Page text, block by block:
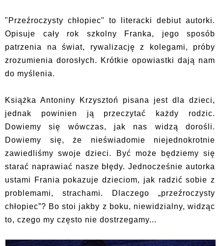
"Przeźroczysty chłopiec" to literacki debiut autorki.
Opisuje cały rok szkolny Franka, jego sposób
patrzenia na świat, rywalizację z kolegami, próby
zrozumienia dorosłych. Krótkie opowiastki dają nam
do myślenia.
Książka Antoniny Krzysztoń pisana jest dla dzieci,
jednak powinien ją przeczytać każdy rodzic.
Dowiemy się wówczas, jak nas widzą dorośli.
Dowiemy się, że nieświadomie niejednokrotnie
zawiedliśmy swoje dzieci. Być może będziemy się
starać naprawiać nasze błędy. Jednocześnie autorka
ustami Frania pokazuje dzieciom, jak radzić sobie z
problemami, strachami. Dlaczego „przeźroczysty
chłopiec”? Bo stoi jakby z boku, niewidzialny, widząc
to, czego my często nie dostrzegamy...